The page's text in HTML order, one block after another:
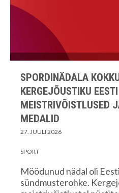
SPORDINÄDALA
KERGEJÕUSTIKU EESTI
MEISTRIVÕISTLUSED
MEDALID
27. JUULI 2026
SPORT
Möödunud nädal oli
sündmusterohke.